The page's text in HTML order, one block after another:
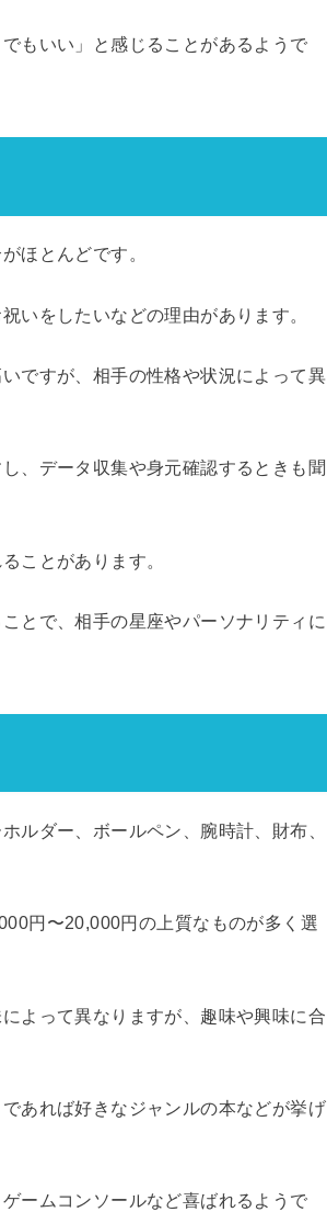
もいい」と感じることがあるようで
ほとんどです。
いをしたいなどの理由があります。
ですが、相手の性格や状況によって異
、データ収集や身元確認するときも聞
ことがあります。
とで、相手の星座やパーソナリティに
ルダー、ボールペン、腕時計、財布、
円〜20,000円の上質なものが多く選
よって異なりますが、趣味や興味に合
あれば好きなジャンルの本などが挙げ
ームコンソールなど喜ばれるようで